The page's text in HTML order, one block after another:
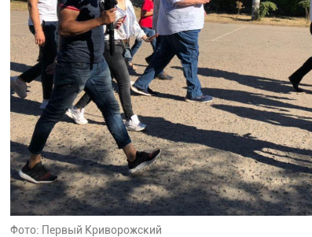
Фото: Первый Криворожский